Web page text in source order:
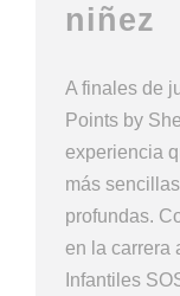
niñez
A finales de
Points by
experiencia
más
profundas.
en la carrera
Infantiles